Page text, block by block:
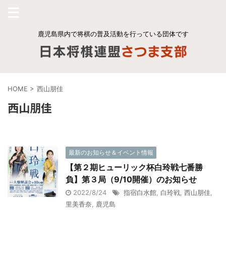
鹿児島県内で将棋の普及活動を行っている団体です
HOME > 西山朋佳
西山朋佳
最新のお知らせ＆イベント情報
【第２期ヒューリック杯白玲戦七番勝
負】第３局（9/10開催）のお知らせ
2022/8/24 指宿白水館 白玲戦 西山朋佳
里美香奈
鹿児島